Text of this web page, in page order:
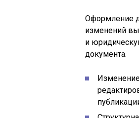
Оформление
изменений
и
документа.
Изменение